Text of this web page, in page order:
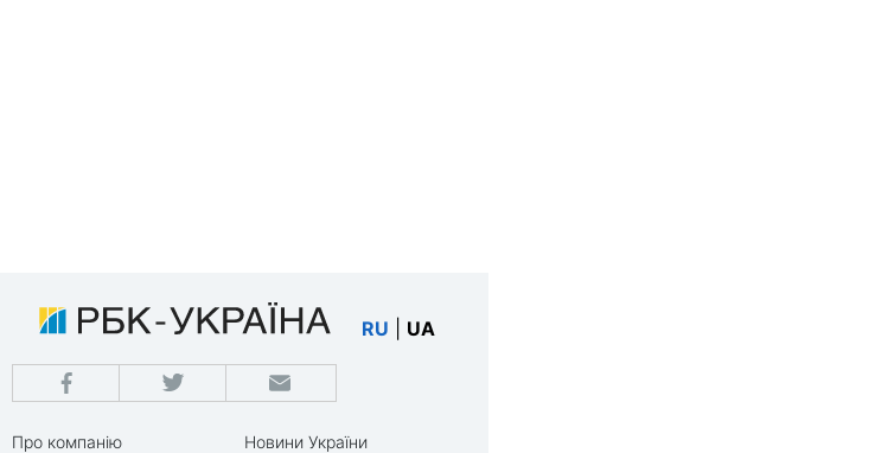
RU UA
Про компанію
Новини України